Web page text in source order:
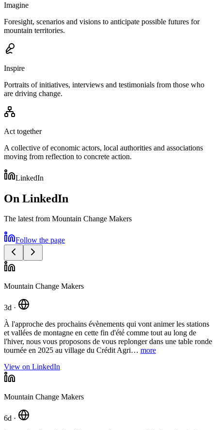
Imagine
Foresight, scenarios and visions to anticipate possible futures for
mountain territories.
Inspire
Portraits of initiatives, interviews and testimonials from those who
are driving change.
Act together
A collective of economic actors, local authorities and associations
moving from reflection to concrete action.
LinkedIn
On LinkedIn
The latest from Mountain Change Makers
Follow the page
Mountain Change Makers
3d ·
À l'approche des prochains évènements qui vont animer les stations
et vallées de montagne en cette fin d'été comme tout au long de
l'hiver, nous vous proposons de vous replonger dans une table ronde
tournée en 2025 au village du Crédit Agri… more
View on LinkedIn
Mountain Change Makers
6d ·